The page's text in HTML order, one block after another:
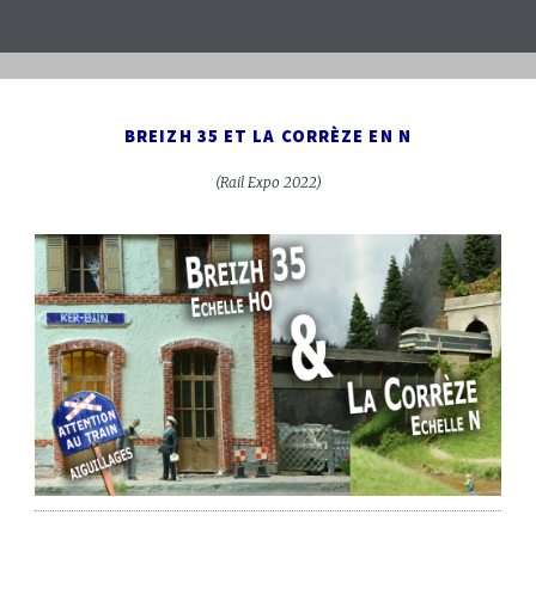
BREIZH 35 ET LA CORRÈZE EN N
(Rail Expo 2022)